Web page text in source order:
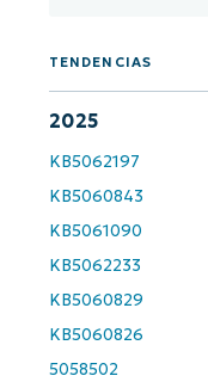
TENDENCIAS
2025
KB5062197
KB5060843
KB5061090
KB5062233
KB5060829
KB5060826
5058502
País
Company